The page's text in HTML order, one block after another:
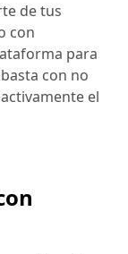
de tus
con
para
con no
el